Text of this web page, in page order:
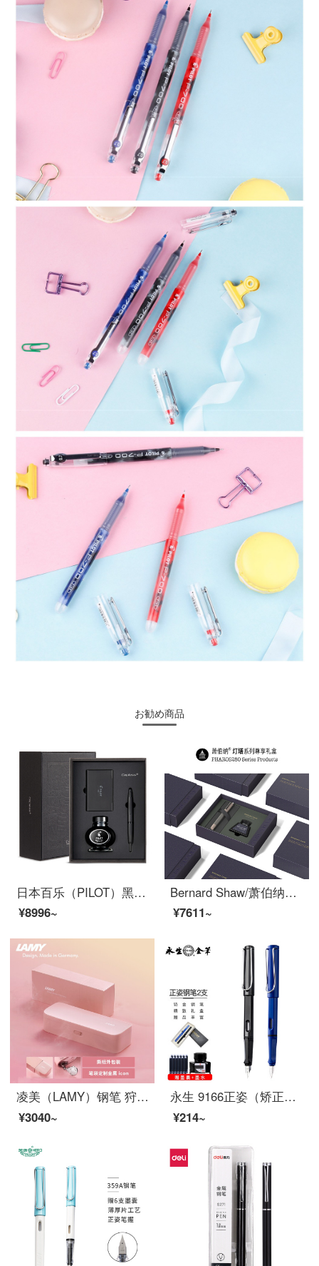
お勧め商品
日本百乐（PILOT）黑武士钢笔套装礼盒 按键式自来水笔 18k金尖签字笔限量版 FC-1800 黑色 M尖
¥8996~
Bernard Shaw/萧伯纳钢笔灯塔墨水套装礼盒男士高档商务办公女生专用定制刻字复古生日礼物送礼 凛冬灰【尊享礼盒】 F尖0.6mm
¥7611~
凌美（LAMY）钢笔 狩猎马卡龙系列墨水笔 冰淇淋粉F笔尖VT3601-RO-F-0.7mm
¥3040~
永生 9166正姿（矫正握姿）两支装墨囊墨水两用钢笔套装 学生硬笔书法练字办公签字笔铱金钢笔 黑色F+蓝色EF
¥214~